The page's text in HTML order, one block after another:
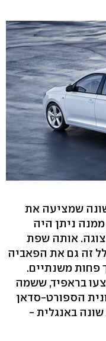
שמציעה את
ניתן היה
אותה שפת
זה גם את הפאביה
פחות משנתיים.
בראפיד, ששמה
הספורט-סדאן
באנגלית -